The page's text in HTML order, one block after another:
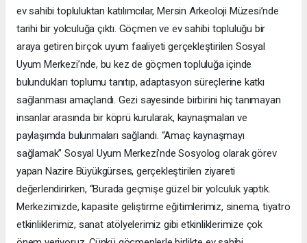
ev sahibi topluluktan katılımcılar, Mersin Arkeoloji Müzesi’nde
tarihi bir yolculuğa çıktı. Göçmen ve ev sahibi topluluğu bir
araya getiren birçok uyum faaliyeti gerçekleştirilen Sosyal
Uyum Merkezi’nde, bu kez de göçmen topluluğa içinde
bulundukları toplumu tanıtıp, adaptasyon süreçlerine katkı
sağlanması amaçlandı. Gezi sayesinde birbirini hiç tanımayan
insanlar arasında bir köprü kurularak, kaynaşmaları ve
paylaşımda bulunmaları sağlandı. “Amaç kaynaşmayı
sağlamak” Sosyal Uyum Merkezi’nde Sosyolog olarak görev
yapan Nazire Büyükgürses, gerçekleştirilen ziyareti
değerlendirirken, “Burada geçmişe güzel bir yolculuk yaptık.
Merkezimizde, kapasite geliştirme eğitimlerimiz, sinema, tiyatro
etkinliklerimiz, sanat atölyelerimiz gibi etkinliklerimize çok